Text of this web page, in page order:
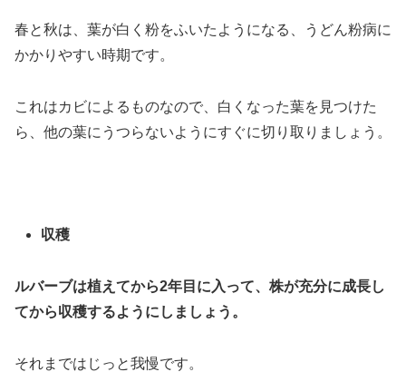
春と秋は、葉が白く粉をふいたようになる、うどん粉病に
かかりやすい時期です。
これはカビによるものなので、白くなった葉を見つけた
ら、他の葉にうつらないようにすぐに切り取りましょう。
収穫
ルバーブは植えてから2年目に入って、株が充分に成長し
てから収穫するようにしましょう。
それまではじっと我慢です。